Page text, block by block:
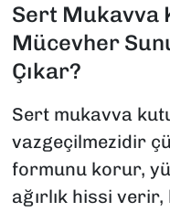
Sert Mukavva
Mücevher
Çıkar?
Sert mukavva
vazgeçilmezidir
formunu korur,
ağırlık hissi